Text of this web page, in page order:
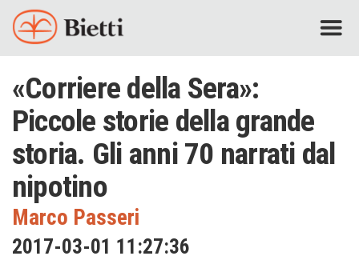
«Corriere della Sera»:
Piccole storie della grande
storia. Gli anni 70 narrati dal
nipotino
Marco Passeri
2017-03-01 11:27:36